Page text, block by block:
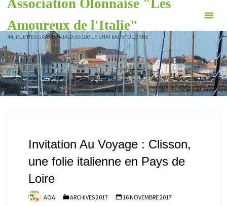
Skip
content
Association Olonnaise "Les
Amoureux de l'Italie"
44, RUE DES GRANDS RIAUX 85180 LE CHÂTEAU D'OLONNE
Invitation Au Voyage : Clisson,
une folie italienne en Pays de
Loire
AOAI ARCHIVES 2017 16 NOVEMBRE 2017